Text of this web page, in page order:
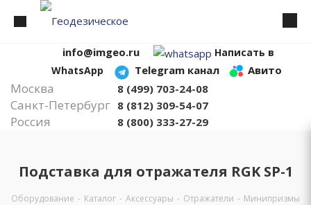
info@imgeo.ru
Написать в
WhatsApp
Telegram канал Авито
Москва 8 (499) 703-24-08
Санкт-Петербург 8 (812) 309-54-07
Россия 8 (800) 333-27-29
Подставка для отражателя RGK SP-1
Оборудование - Каталог - Аксессуары - Отражатели - Минипризмы